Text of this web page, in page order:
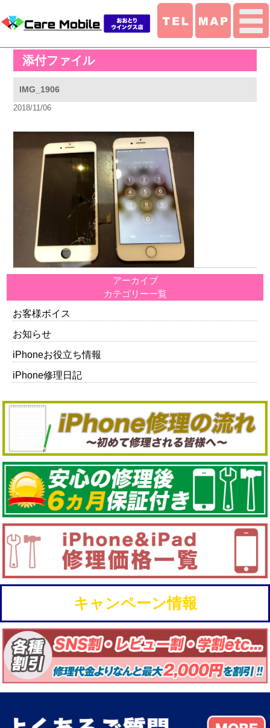
添付ファイル
IMG_1906
2018/11/06
アーカイブ
カテゴリー一覧
お客様ボイス
お知らせ
iPhoneお役立ち情報
iPhone修理日記
キャンペーン情報